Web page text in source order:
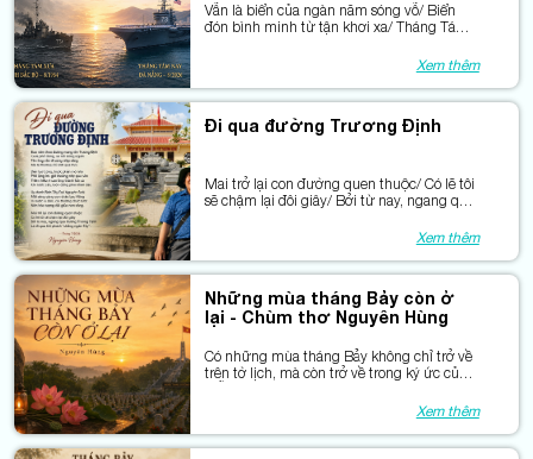
Vẫn là biển của ngàn năm sóng vỗ/ Biển
đón bình minh từ tận khơi xa/ Tháng Tám
Xem thêm
Đi qua đường Trương Định
Mai trở lại con đường quen thuộc/ Có lẽ tôi
sẽ chậm lại đôi giây/ Bởi từ nay, ngang qua
Xem thêm
Những mùa tháng Bảy còn ở
lại - Chùm thơ Nguyên Hùng
Có những mùa tháng Bảy không chỉ trở về
trên tờ lịch, mà còn trở về trong ký ức của
Xem thêm